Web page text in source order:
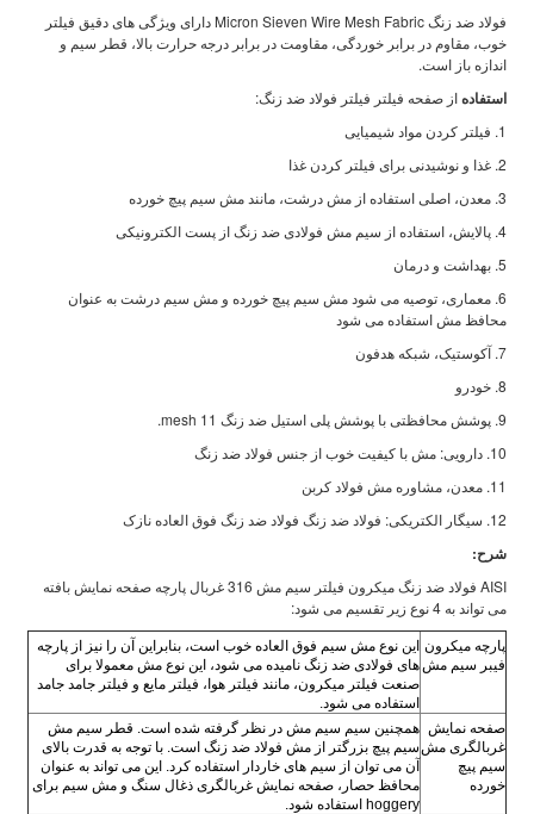
فولاد ضد زنگ Micron Sieven Wire Mesh Fabric دارای ویژگی های دقیق فیلتر
خوب، مقاوم در برابر خوردگی، مقاومت در برابر درجه حرارت بالا، قطر سیم و
اندازه باز است.
استفادهاز صفحه فیلتر فیلتر فولاد ضد زنگ:
1. فیلتر کردن مواد شیمیایی
2. غذا و نوشیدنی برای فیلتر کردن غذا
3. معدن، اصلی استفاده از مش درشت، مانند مش سیم پیچ خورده
4. پالایش، استفاده از سیم مش فولادی ضد زنگ از پست الکترونیکی
5. بهداشت و درمان
6. معماری، توصیه می شود مش سیم پیچ خورده و مش سیم درشت به عنوان
محافظ مش استفاده می شود
7. آکوستیک، شبکه هدفون
8. خودرو
9. پوشش محافظتی با پوشش پلی استیل ضد زنگ 11 mesh.
10. دارویی: مش با کیفیت خوب از جنس فولاد ضد زنگ
11. معدن، مشاوره مش فولاد کربن
12. سیگار الکتریکی: فولاد ضد زنگ فولاد ضد زنگ فوق العاده نازک
شرح:
AISI فولاد ضد زنگ میکرون فیلتر سیم مش 316 غربال پارچه صفحه نمایش بافته
می تواند به 4 نوع زیر تقسیم می شود:
پارچه میکرون
فیبر سیم مش
این نوع مش سیم فوق العاده خوب است، بنابراین آن را نیز از پارچه
های فولادی ضد زنگ نامیده می شود، این نوع مش معمولا برای
صنعت فیلتر میکرون، مانند فیلتر هوا، فیلتر مایع و فیلتر جامد جامد
استفاده می شود.
صفحه نمایش
غربالگری مش
سیم پیچ
خورده
همچنین سیم سیم مش در نظر گرفته شده است. قطر سیم مش
سیم پیچ بزرگتر از مش فولاد ضد زنگ است. با توجه به قدرت بالای
آن می توان از سیم های خاردار استفاده کرد. این می تواند به عنوان
محافظ حصار، صفحه نمایش غربالگری ذغال سنگ و مش سیم برای
hoggery استفاده شود.